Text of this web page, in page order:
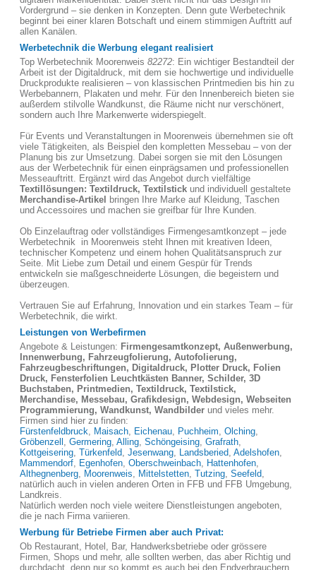
Vordergrund – sie denken in Konzepten. Denn gute Werbetechnik
beginnt bei einer klaren Botschaft und einem stimmigen Auftritt auf
allen Kanälen.
Werbetechnik die Werbung elegant realisiert
Top Werbetechnik Moorenweis 82272: Ein wichtiger Bestandteil der
Arbeit ist der Digitaldruck, mit dem sie hochwertige und individuelle
Druckprodukte realisieren – von klassischen Printmedien bis hin zu
Werbebannern, Plakaten und mehr. Für den Innenbereich bieten sie
außerdem stilvolle Wandkunst, die Räume nicht nur verschönert,
sondern auch Ihre Markenwerte widerspiegelt.
Für Events und Veranstaltungen in Moorenweis übernehmen sie oft
viele Tätigkeiten, als Beispiel den kompletten Messebau – von der
Planung bis zur Umsetzung. Dabei sorgen sie mit den Lösungen
aus der Werbetechnik für einen einprägsamen und professionellen
Messeauftritt. Ergänzt wird das Angebot durch vielfältige
Textillösungen: Textildruck, Textilstick und individuell gestaltete
Merchandise-Artikel
bringen Ihre Marke auf Kleidung, Taschen
und Accessoires und machen sie greifbar für Ihre Kunden.
Ob Einzelauftrag oder vollständiges Firmengesamtkonzept – jede
Werbetechnik in Moorenweis steht Ihnen mit kreativen Ideen,
technischer Kompetenz und einem hohen Qualitätsanspruch zur
Seite. Mit Liebe zum Detail und einem Gespür für Trends
entwickeln sie maßgeschneiderte Lösungen, die begeistern und
überzeugen.
Vertrauen Sie auf Erfahrung, Innovation und ein starkes Team – für
Werbetechnik, die wirkt.
Leistungen von Werbefirmen
Angebote & Leistungen: Firmengesamtkonzept, Außenwerbung,
Innenwerbung, Fahrzeugfolierung, Autofolierung,
Fahrzeugbeschriftungen, Digitaldruck, Plotter Druck, Folien
Druck, Fensterfolien Leuchtkästen Banner, Schilder, 3D
Buchstaben, Printmedien, Textildruck, Textilstick,
Merchandise, Messebau, Grafikdesign, Webdesign, Webseiten
Programmierung, Wandkunst, Wandbilder und vieles mehr.
Firmen sind hier zu finden:
Fürstenfeldbruck, Maisach, Eichenau, Puchheim, Olching,
Gröbenzell , Germering, Alling, Schöngeising, Grafrath,
Kottgeisering, Türkenfeld, Jesenwang, Landsberied, Adelshofen,
Mammendorf, Egenhofen, Oberschweinbach, Hattenhofen,
Althegnenberg, Moorenweis, Mittelstetten, Tutzing, Seefeld,
natürlich auch in vielen anderen Orten in FFB und FFB Umgebung,
Landkreis.
Natürlich werden noch viele weitere Dienstleistungen angeboten,
die je nach Firma variieren.
Werbung für Betriebe Firmen aber auch Privat:
Ob Restaurant, Hotel, Bar, Handwerksbetriebe oder grössere
Firmen, Shops und mehr, alle sollten werben, das aber Richtig und
durchdacht, denn nur so kommt es auch bei den Endverbrauchern